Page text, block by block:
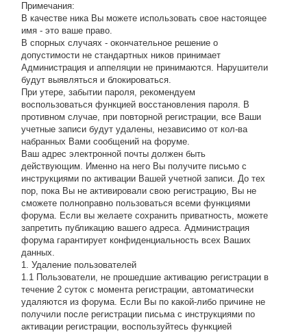
Примечания:
В качестве ника Вы можете использовать свое настоящее
имя - это ваше право.
В спорных случаях - окончательное решение о
допустимости не стандартных ников принимает
Администрация и аппеляции не принимаются. Нарушители
будут выявляться и блокироваться.
При утере, забытии пароля, рекомендуем
воспользоваться функцией восстановления пароля. В
противном случае, при повторной регистрации, все Ваши
учетные записи будут удалены, независимо от кол-ва
набранных Вами сообщений на форуме.
Ваш адрес электронной почты должен быть
действующим. Именно на него Вы получите письмо с
инструкциями по активации Вашей учетной записи. До тех
пор, пока Вы не активировали свою регистрацию, Вы не
сможете полноправно пользоваться всеми функциями
форума. Если вы желаете сохранить приватность, можете
запретить публикацию вашего адреса. Администрация
форума гарантирует конфиденциальность всех Ваших
данных.
1. Удаление пользователей
1.1 Пользователи, не прошедшие активацию регистрации в
течение 2 суток с момента регистрации, автоматически
удаляются из форума. Если Вы по какой-либо причине не
получили после регистрации письма с инструкциями по
активации регистрации, воспользуйтесь функцией